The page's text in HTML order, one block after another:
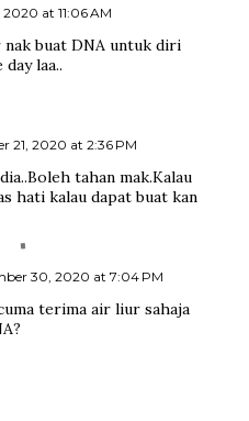
2020 at 11:06 AM
buat DNA untuk diri
laa..
21, 2020 at 2:36 PM
tahan mak.Kalau
hati kalau dapat buat kan
30, 2020 at 7:04 PM
terima air liur sahaja